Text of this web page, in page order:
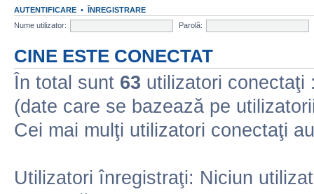
AUTENTIFICARE • ÎNREGISTRARE
Nume utilizator:
Parolă:
CINE ESTE CONECTAT
În total sunt 63 utilizatori conectaţi
(date care se bazează pe
Cei mai mulţi utilizatori conectaţi
Utilizatori înregistraţi: Niciun